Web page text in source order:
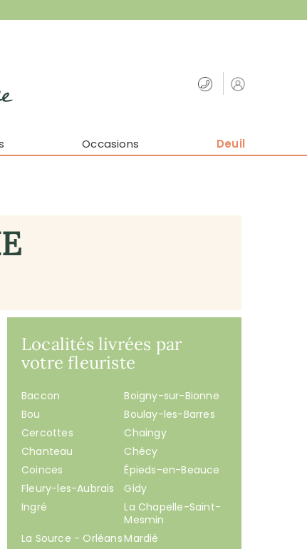
Occasions Deuil
Localités livrées par
votre fleuriste
Baccon
Boigny-sur-Bionne
Bou
Boulay-les-Barres
Cercottes
Chaingy
Chanteau
Chécy
Coinces
Épieds-en-Beauce
Fleury-les-Aubrais
Gidy
Ingré
La Chapelle-Saint-
Mesmin
La Source - OrléansMardié